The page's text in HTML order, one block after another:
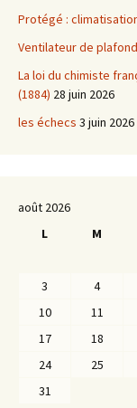
Protégé :
Ventilateur de plafond
La loi du chimiste
(1884) 28 juin 2026
les échecs 3 juin 2026
août 2026
L
M
3
4
10
11
17
18
24
25
31